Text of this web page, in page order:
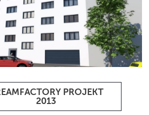
PROJEKT
2013